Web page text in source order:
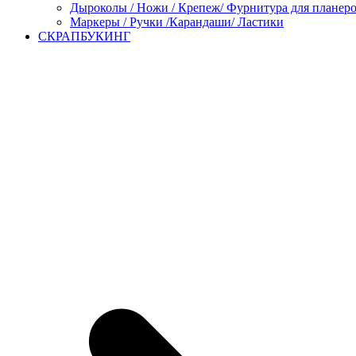
Дыроколы / Ножи / Крепеж/ Фурнитура для
Маркеры / Ручки /Карандаши/ Ластики
СКРАПБУКИНГ